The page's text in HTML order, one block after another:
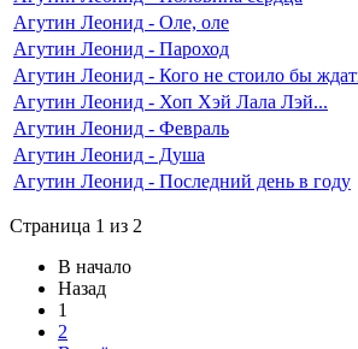
Агутин Леонид - Оле, оле
Агутин Леонид - Пароход
Агутин Леонид - Кого не стоило бы
Агутин Леонид - Хоп Хэй Лала Лэй...
Агутин Леонид - Февраль
Агутин Леонид - Душа
Агутин Леонид - Последний день в году
Страница 1 из 2
В начало
Назад
1
2